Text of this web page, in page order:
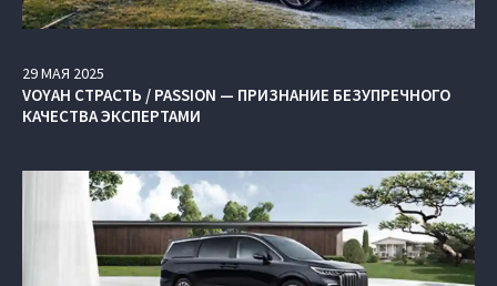
29МАЯ 2025
VOYAH СТРАСТЬ / PASSION — ПРИЗНАНИЕ БЕЗУПРЕЧНОГО
КАЧЕСТВА ЭКСПЕРТАМИ